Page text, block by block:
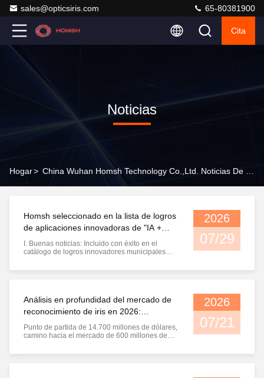
sales@opticsiris.com 65-80381900
Cita
Noticias
Hogar>
Homsh seleccionado en la lista de logros
de aplicaciones innovadoras de "IA +
Manufactura" de Wuhan
I. Buenas noticias: Incluido con éxito en el
catálogo de logros innovadores municipales
Economía y Tecnología de la Información de
2026
07/29
Análisis en profundidad del mercado de
reconocimiento de iris en 2026:
comenzando en $14.7 mil millones,
marchando hacia la era de los $600 mil
Punto de partida de 14.700 millones de dólares,
camino hacia el mercado de 600 millones de
reconocimiento de iris alcanzará los 14.720
2026
07/21